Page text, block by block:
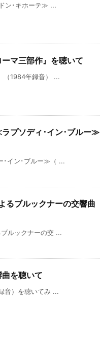
ン･キホーテ≫ ...
マ三部作』を聴いて
（1984年録音） ...
プソディ･イン･ブルー≫
･イン･ブルー≫（ ...
るブルックナーの交響曲
ルックナーの交 ...
を聴いて
音）を聴いてみ ...